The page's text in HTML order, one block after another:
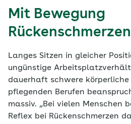
Mit Bewegung
Langes Sitzen in gleicher
ungünstige
dauerhaft schwere
pflegenden Berufen
massiv. „Bei vielen Menschen
Reflex bei Rückenschmerzen